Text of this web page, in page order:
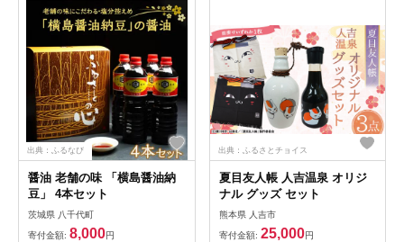
出典：ふるなび
醤油 老舗の味 「横島醤油納
豆」 4本セット
茨城県 八千代町
寄付金額: 8,000円
出典：ふるさとチョイス
夏目友人帳 人吉温泉 オリジ
ナル グッズ セット
熊本県 人吉市
寄付金額: 25,000円